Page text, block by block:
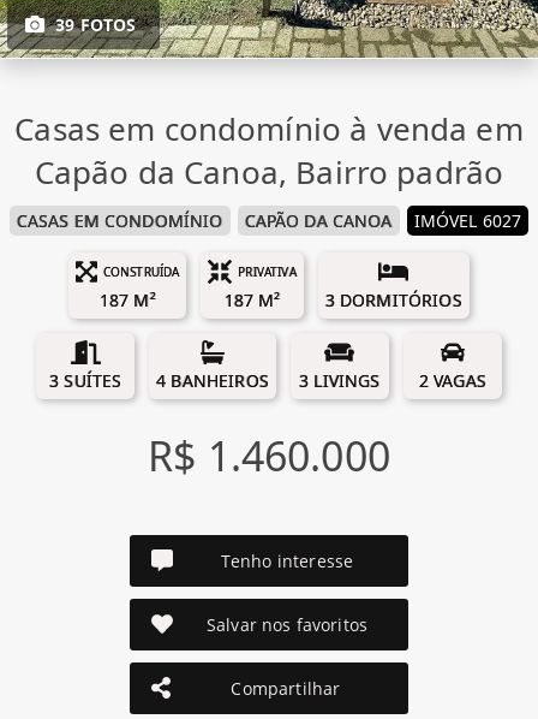
39 FOTOS
Casas em condomínio à venda em
Capão da Canoa, Bairro padrão
CASAS EM CONDOMÍNIO CAPÃO DA CANOA IMÓVEL 6027
CONSTRUÍDA
187 M²
PRIVATIVA
187 M² 3 DORMITÓRIOS
3 SUÍTES 4 BANHEIROS 3 LIVINGS 2 VAGAS
R$ 1.460.000
Tenho interesse
Salvar nos favoritos
Compartilhar